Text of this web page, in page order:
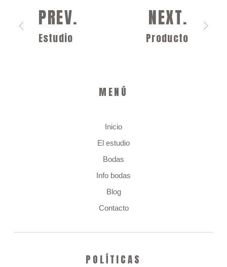
BLOG
PREV.
Estudio
NEXT.
Producto
MENÚ
Inicio
El estudio
Bodas
Info bodas
Blog
Contacto
POLÍTICAS